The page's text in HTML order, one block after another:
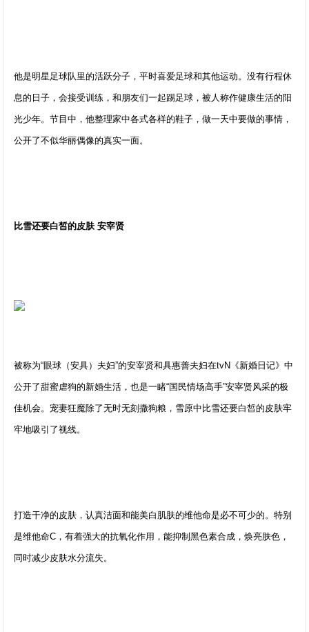
他是明星足球队里的活跃分子，平时喜爱足球和其他运动。没有行程休
息的日子，会接受训练，和朋友们一起踢足球，被人称作健康生活的阳
光少年。节目中，他整理家中各式各样的鞋子，做一天中要做的事情，
公开了不似华丽偶像的真实一面。
比雪还要白皙的皮肤 安宰贤
被称为“眼球（安具）夫妇”的安宰贤和具惠善夫妇在tvN《新婚日记》中
公开了甜蜜虐狗的新婚生活，也是一睹“国民情场高手”安宰贤风采的极
佳机会。宠妻狂魔除了无时无刻撒狗粮，雪原中比雪还要白皙的皮肤牢
牢地吸引了视线。
打造干净的皮肤，认真洁面和能美白肌肤的维他命是必不可少的。特别
是维他命C，有着强大的抗氧化作用，能抑制黑色素合成，焕亮肤色，
同时减少皮肤水分流失。